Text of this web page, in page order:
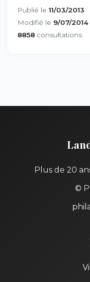
Publié le 11/03/2013
Modifié le 9/07/2014
8858 consultations
Plus de 20
©